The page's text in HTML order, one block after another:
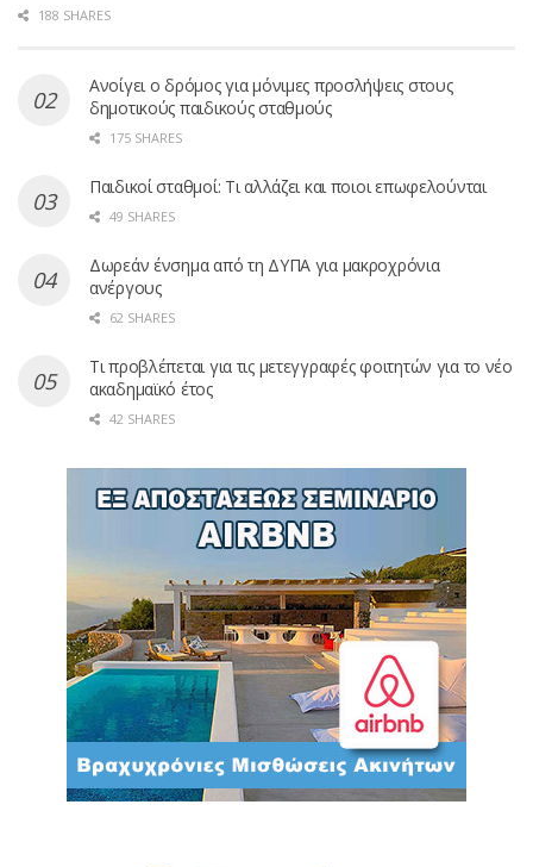
188 SHARES
Ανοίγει ο δρόμος για μόνιμες προσλήψεις στους
δημοτικούς παιδικούς σταθμούς
175 SHARES
Παιδικοί σταθμοί: Τι αλλάζει και ποιοι επωφελούνται
49 SHARES
Δωρεάν ένσημα από τη ΔΥΠΑ για μακροχρόνια
ανέργους
62 SHARES
Τι προβλέπεται για τις μετεγγραφές φοιτητών για το νέο
ακαδημαϊκό έτος
42 SHARES